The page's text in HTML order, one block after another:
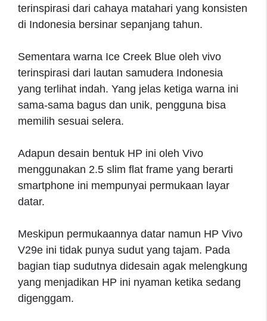
terinspirasi dari cahaya matahari yang konsisten
di Indonesia bersinar sepanjang tahun.
Sementara warna Ice Creek Blue oleh vivo
terinspirasi dari lautan samudera Indonesia
yang terlihat indah. Yang jelas ketiga warna ini
sama-sama bagus dan unik, pengguna bisa
memilih sesuai selera.
Adapun desain bentuk HP ini oleh Vivo
menggunakan 2.5 slim flat frame yang berarti
smartphone ini mempunyai permukaan layar
datar.
Meskipun permukaannya datar namun HP Vivo
V29e ini tidak punya sudut yang tajam. Pada
bagian tiap sudutnya didesain agak melengkung
yang menjadikan HP ini nyaman ketika sedang
digenggam.